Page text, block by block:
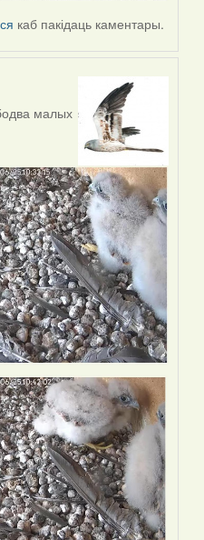
каб пакідаць каментары.
малых